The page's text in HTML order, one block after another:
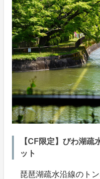
【CF限定】びわ湖疏
ット
琵琶湖疏水沿線のト